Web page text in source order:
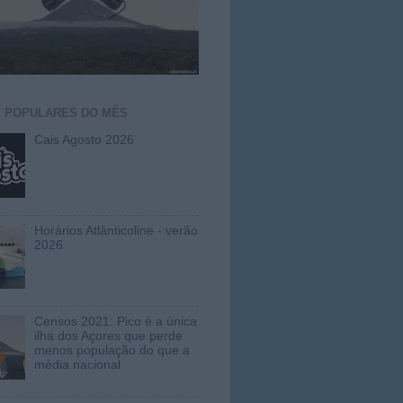
POPULARES DO MÊS
Cais Agosto 2026
Horários Atlânticoline - verão
2026
Censos 2021: Pico é a única
ilha dos Açores que perde
menos população do que a
média nacional